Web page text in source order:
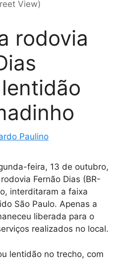
View)
rodovia
Paulino
feira, 13 de outubro,
Fernão Dias (BR-
interditaram a faixa
São Paulo. Apenas a
liberada para o
realizados no local.
lentidão no trecho, com